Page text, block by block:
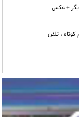
+ عکس
کوتاه ، تلفن